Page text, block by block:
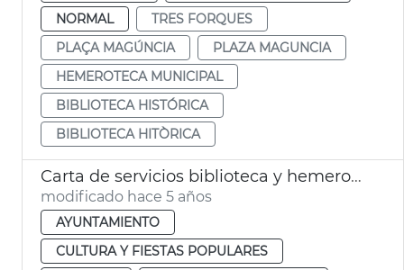
NORMAL
TRES FORQUES
PLAÇA MAGÚNCIA
PLAZA MAGUNCIA
HEMEROTECA MUNICIPAL
BIBLIOTECA HISTÓRICA
BIBLIOTECA HITÒRICA
Carta de servicios biblioteca y hemeroteca
modificado hace 5 años
AYUNTAMIENTO
CULTURA Y FIESTAS POPULARES